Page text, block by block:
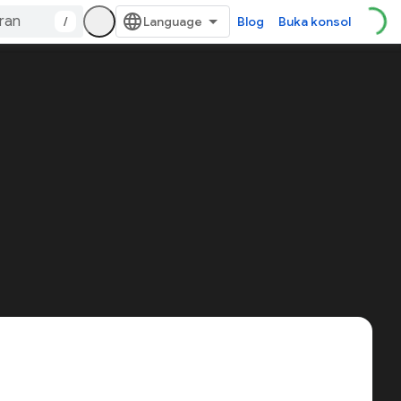
/ Blog Buka konsol